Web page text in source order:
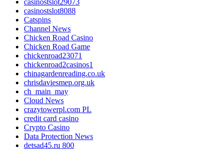
casinostslot8088
Catspins
Channel News
Chicken Road Casino
Chicken Road Game
chickenroad23071
chickenroad2casinos1
chinagardenreading.co.uk
chrisdaviesmep.org.uk
ch_main_may
Cloud News
crazytowerpl.com PL
credit card casino
Crypto Casino
Data Protection News
detsad45.ru 800